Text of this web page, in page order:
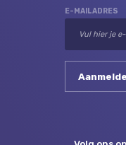
E-MAILADRES